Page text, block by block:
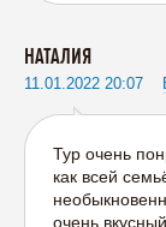
НАТАЛИЯ
11.01.2022 20:07
Тур очень
как всей
очень